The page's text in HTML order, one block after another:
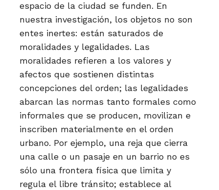
espacio de la ciudad se funden. En
nuestra investigación, los objetos no son
entes inertes: están saturados de
moralidades y legalidades. Las
moralidades refieren a los valores y
afectos que sostienen distintas
concepciones del orden; las legalidades
abarcan las normas tanto formales como
informales que se producen, movilizan e
inscriben materialmente en el orden
urbano. Por ejemplo, una reja que cierra
una calle o un pasaje en un barrio no es
sólo una frontera física que limita y
regula el libre tránsito; establece al